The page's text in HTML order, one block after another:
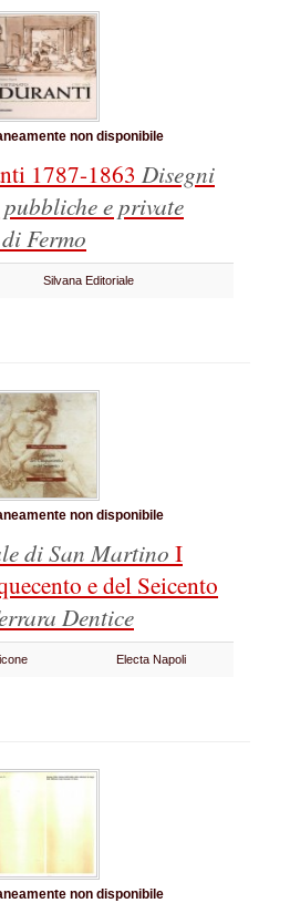
non disponibile
1787-1863 Disegni
e private
Fermo
Silvana Editoriale
non disponibile
di San Martino I
e del Seicento
Dentice
Electa Napoli
non disponibile